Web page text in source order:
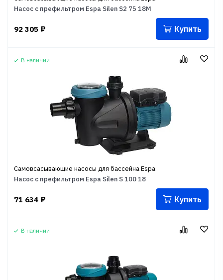
Насос с префильтром Espa Silen S2 75 18M
92 305 ₽ Купить
В наличии
Самовсасывающие насосы для бассейна Espa
Насос с префильтром Espa Silen S 100 18
71 634 ₽ Купить
В наличии